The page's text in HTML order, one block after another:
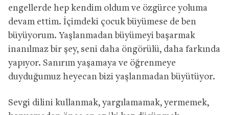
engellerde hep kendim oldum ve özgürce yoluma
devam ettim. İçimdeki çocuk büyümese de ben
büyüyorum. Yaşlanmadan büyümeyi başarmak
inanılmaz bir şey, seni daha öngörülü, daha farkında
yapıyor. Sanırım yaşamaya ve öğrenmeye
duyduğumuz heyecan bizi yaşlanmadan büyütüyor.
Sevgi dilini kullanmak, yargılamamak, yermemek,